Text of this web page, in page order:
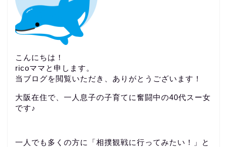
こんにちは！
ricoママと申します。
当ブログを閲覧いただき、ありがとうございます！
大阪在住で、一人息子の子育てに奮闘中の40代スー女
です♪
一人でも多くの方に「相撲観戦に行ってみたい！」と